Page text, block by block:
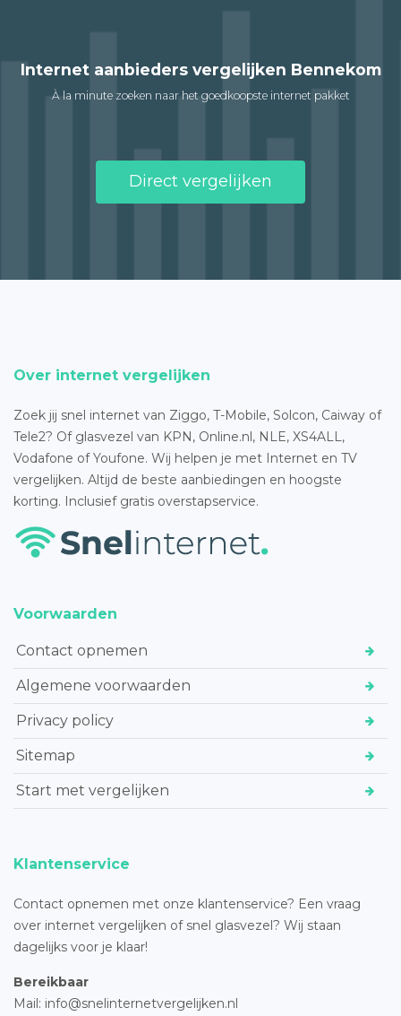
Internet aanbieders vergelijken Bennekom
À la minute zoeken naar het goedkoopste internet pakket
Direct vergelijken
Over internet vergelijken
Zoek jij snel internet van Ziggo, T-Mobile, Solcon, Caiway of
Tele2? Of glasvezel van KPN, Online.nl, NLE, XS4ALL,
Vodafone of Youfone. Wij helpen je met Internet en TV
vergelijken. Altijd de beste aanbiedingen en hoogste
korting. Inclusief gratis overstapservice.
Voorwaarden
Contact opnemen
Algemene voorwaarden
Privacy policy
Sitemap
Start met vergelijken
Klantenservice
Contact opnemen met onze klantenservice? Een vraag
over internet vergelijken of snel glasvezel? Wij staan
dagelijks voor je klaar!
Bereikbaar
Mail: info@snelinternetvergelijken.nl